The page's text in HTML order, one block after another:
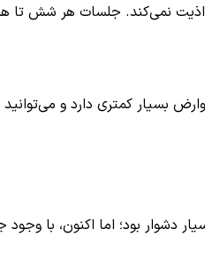
بسیار کمتری دارد و
دشوار بود؛ اما اکنون، با